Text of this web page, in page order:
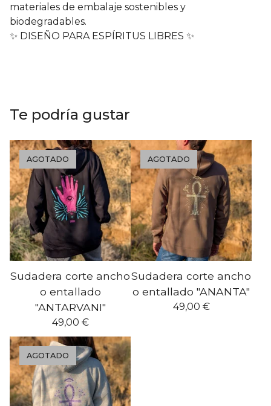
materiales de embalaje sostenibles y
biodegradables.
✨ DISEÑO PARA ESPÍRITUS LIBRES ✨
Te podría gustar
AGOTADO
Sudadera corte ancho
o entallado
"ANTARVANI"
49,00 €
AGOTADO
Sudadera corte ancho
o entallado "ANANTA"
49,00 €
AGOTADO